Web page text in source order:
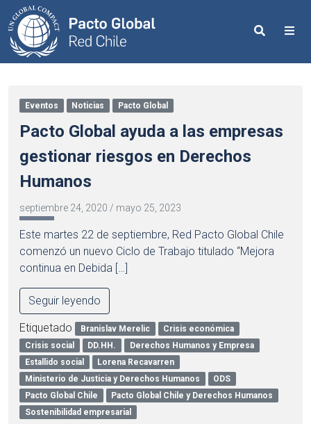
Search
Eventos Noticias Pacto Global
Pacto Global ayuda a las empresas
gestionar riesgos en Derechos
Humanos
septiembre 24, 2020 / mayo 25, 2023
Este martes 22 de septiembre, Red Pacto Global Chile
comenzó un nuevo Ciclo de Trabajo titulado “Mejora
continua en Debida […]
Seguir leyendo
Etiquetado Branislav Merelic
Crisis económica
Crisis social
DD.HH.
Derechos Humanos y Empresa
Estallido social
Lorena Recavarren
Ministerio de Justicia y Derechos Humanos
ODS
Pacto Global Chile
Pacto Global Chile y Derechos Humanos
Sostenibilidad empresarial